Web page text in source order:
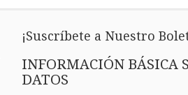
¡Suscríbete a Nuestro
INFORMACIÓN BÁSICA
DATOS